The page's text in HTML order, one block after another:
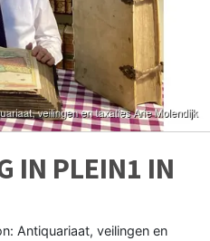
IN PLEIN1 IN
Antiquariaat, veilingen en